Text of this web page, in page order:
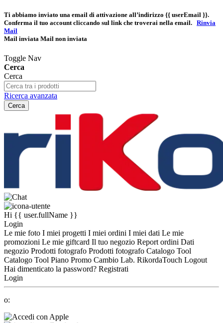
Ti abbiamo inviato una email di attivazione all’indirizzo {{ userEmail }}.
Conferma il tuo account cliccando sul link che troverai nella email. Rinvia
Mail
Mail inviata Mail non inviata
Toggle Nav
Cerca
Cerca
Ricerca avanzata
Cerca
Hi {{ user.fullName }}
Login
Le mie foto I miei progetti I miei ordini I miei dati Le mie
promozioni Le mie giftcard Il tuo negozio Report ordini Dati
negozio Prodotti fotografo Prodotti fotografo Catalogo Tool
Catalogo Tool Piano Promo Cambio Lab. RikordaTouch Logout
Hai dimenticato la password? Registrati
Login
o: